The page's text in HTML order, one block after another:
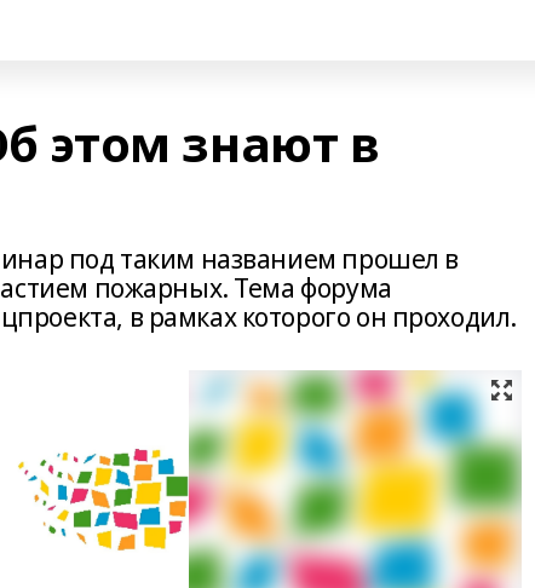
этом знают в
под таким названием прошел в
пожарных. Тема форума
в рамках которого он проходил.